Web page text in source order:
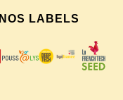
NOS LABELS